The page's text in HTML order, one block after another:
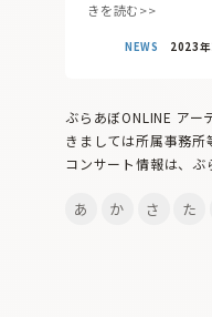
きを読む>>
NEWS 2023
ぶらあぼONLINE アー
きましては所属事務所
コンサート情報は、
あ か さ た